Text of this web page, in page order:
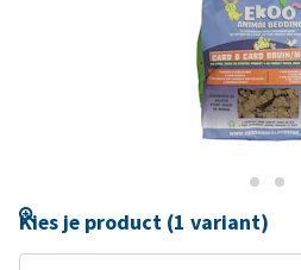
Kies je product (1 variant)